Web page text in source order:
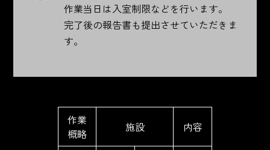
作業当日は入室制限などを行います。
完了後の報告書も提出させていただきま
す。
作業
概略
施設 内容